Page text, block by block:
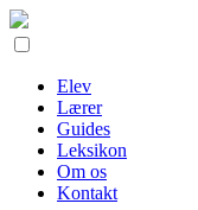
Elev
Lærer
Guides
Leksikon
Om os
Kontakt